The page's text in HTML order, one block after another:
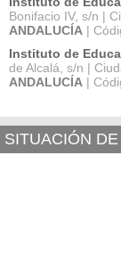
Bonifacio IV, s/n |
ANDALUCÍA |
Instituto de
de Alcalá, s/n |
ANDALUCÍA |
SITUACIÓN